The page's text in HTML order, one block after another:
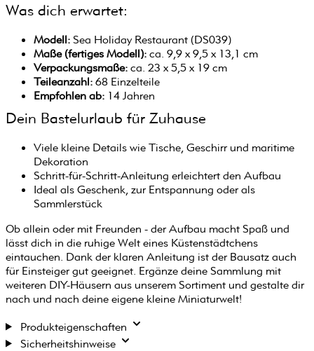
Was dich erwartet:
Modell: Sea Holiday Restaurant (DS039)
Maße (fertiges Modell): ca. 9,9 x 9,5 x 13,1 cm
Verpackungsmaße: ca. 23 x 5,5 x 19 cm
Teileanzahl: 68 Einzelteile
Empfohlen ab: 14 Jahren
Dein Bastelurlaub für Zuhause
Viele kleine Details wie Tische, Geschirr und maritime
Dekoration
Schritt-für-Schritt-Anleitung erleichtert den Aufbau
Ideal als Geschenk, zur Entspannung oder als
Sammlerstück
Ob allein oder mit Freunden - der Aufbau macht Spaß und
lässt dich in die ruhige Welt eines Küstenstädtchens
eintauchen. Dank der klaren Anleitung ist der Bausatz auch
für Einsteiger gut geeignet. Ergänze deine Sammlung mit
weiteren DIY-Häusern aus unserem Sortiment und gestalte dir
nach und nach deine eigene kleine Miniaturwelt!
Produkteigenschaften
Sicherheitshinweise